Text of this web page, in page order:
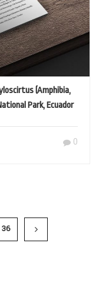
(Amphibia,
Park, Ecuador
0
36